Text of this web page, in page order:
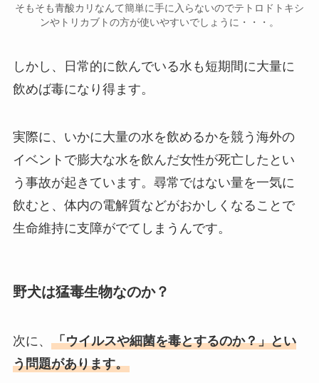
そもそも青酸カリなんて簡単に手に入らないのでテトロドトキシ
ンやトリカブトの方が使いやすいでしょうに・・・。
しかし、日常的に飲んでいる水も短期間に大量に
飲めば毒になり得ます。
実際に、いかに大量の水を飲めるかを競う海外の
イベントで膨大な水を飲んだ女性が死亡したとい
う事故が起きています。尋常ではない量を一気に
飲むと、体内の電解質などがおかしくなることで
生命維持に支障がでてしまうんです。
野犬は猛毒生物なのか？
次に、 「ウイルスや細菌を毒とするのか？」とい
う問題があります。